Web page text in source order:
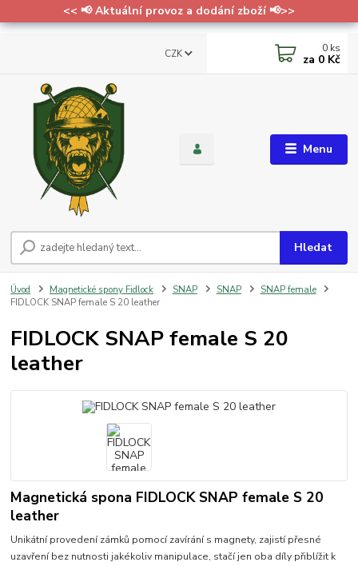
<< 📢 Aktuální provoz a dodání zboží 📢>>
Menu
CZK
Hledat
0 ks
za 0 Kč
Úvod Magnetické spony Fidlock SNAP SNAP
SNAP female
FIDLOCK SNAP female S 20 leather
FIDLOCK SNAP female S 20
leather
Magnetická spona FIDLOCK SNAP female S 20
leather
Unikátní provedení zámků pomocí zavírání s magnety, zajistí přesné
uzavření bez nutnosti jakékoliv manipulace, stačí jen oba díly přiblížit k